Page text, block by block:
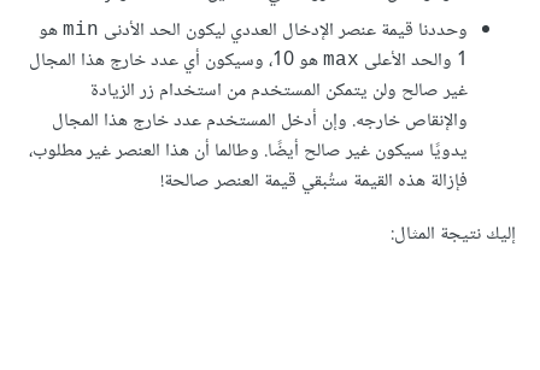
وحددنا قيمة عنصر اﻹدخال العددي ليكون الحد اﻷدنى min هو
1 والحد اﻷعلى
max
هو 10، وسيكون أي عدد خارج هذا المجال
غير صالح ولن يتمكن المستخدم من استخدام زر الزيادة
واﻹنقاص خارجه. وإن أدخل المستخدم عدد خارج هذا المجال
يدويًا سيكون غير صالح أيضًا. وطالما أن هذا العنصر غير مطلوب،
فإزالة هذه القيمة ستُبقي قيمة العنصر صالحة!
إليك نتيجة المثال: